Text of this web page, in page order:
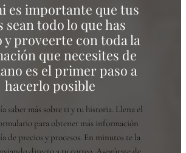
es importante que tus
sean todo lo que has
y proveerte con toda la
que necesites de
es el primer paso a
hacerlo posible
saber más sobre ti y tu historia. Llena el
para obtener más información
de precios y procesos. En minutos te la